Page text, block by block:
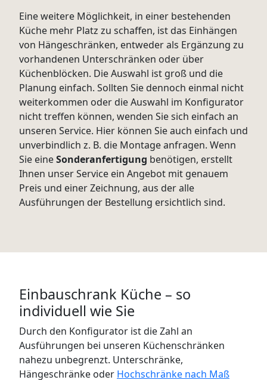
Eine weitere Möglichkeit, in einer bestehenden
Küche mehr Platz zu schaffen, ist das Einhängen
von Hängeschränken, entweder als Ergänzung zu
vorhandenen Unterschränken oder über
Küchenblöcken. Die Auswahl ist groß und die
Planung einfach. Sollten Sie dennoch einmal nicht
weiterkommen oder die Auswahl im Konfigurator
nicht treffen können, wenden Sie sich einfach an
unseren Service. Hier können Sie auch einfach und
unverbindlich z. B. die Montage anfragen. Wenn
Sie eineSonderanfertigung benötigen, erstellt
Ihnen unser Service ein Angebot mit genauem
Preis und einer Zeichnung, aus der alle
Ausführungen der Bestellung ersichtlich sind.
Einbauschrank Küche – so
individuell wie Sie
Durch den Konfigurator ist die Zahl an
Ausführungen bei unseren Küchenschränken
nahezu unbegrenzt. Unterschränke,
Hängeschränke oder Hochschränke nach Maß